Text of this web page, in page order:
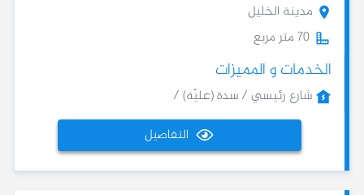
مدينة الخليل
70 متر مربع
الخدمات و المميزات
شارع رئيسي / سدة (عليّة) /
التفاصيل